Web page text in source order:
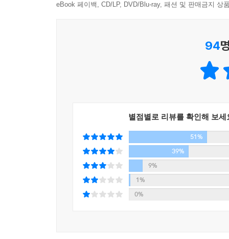
‘일상 메뉴’로 집밥을 만들 수 있는 방법을 담았다.
작은 부분까지 설명하여 이해도를 높였다. 특 1
계량법을 쉽게 설명했다.
eBook 페이백, CD/LP, DVD/Blu-ray, 패션 및 판매금지 상
94
별점별로 리뷰를 확인해 보세
51%
39%
9%
1%
0%